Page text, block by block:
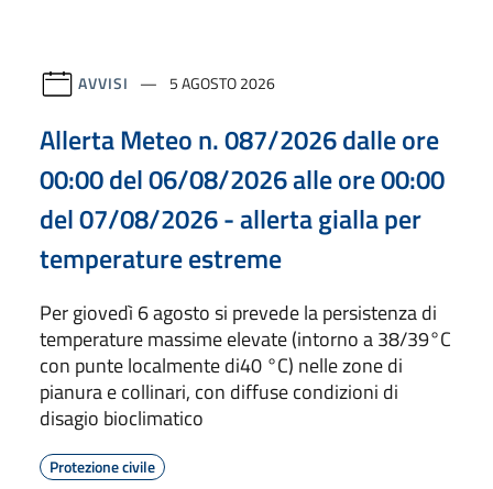
AVVISI 5 AGOSTO 2026
Allerta Meteo n. 087/2026 dalle ore
00:00 del 06/08/2026 alle ore 00:00
del 07/08/2026 - allerta gialla per
temperature estreme
Per giovedì 6 agosto si prevede la persistenza di
temperature massime elevate (intorno a 38/39°C
con punte localmente di40 °C) nelle zone di
pianura e collinari, con diffuse condizioni di
disagio bioclimatico
Protezione civile